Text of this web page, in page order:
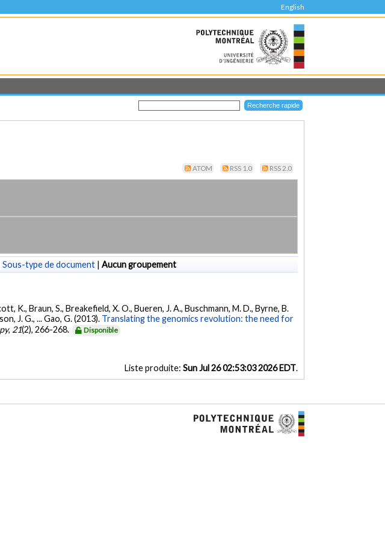
English
ATOM RSS 1.0 RSS 2.0
Sous-type de document | Aucun groupement
K., Braun, S., Breakefield, X. O., Bueren, J. A., Buschmann, M. D., Byrne, B.
J. G., ... Gao, G. (2013). Translating the genomics revolution: the need for
, 21(2), 266-268. Disponible
Liste produite: Sun Jul 26 02:53:03 2026 EDT.